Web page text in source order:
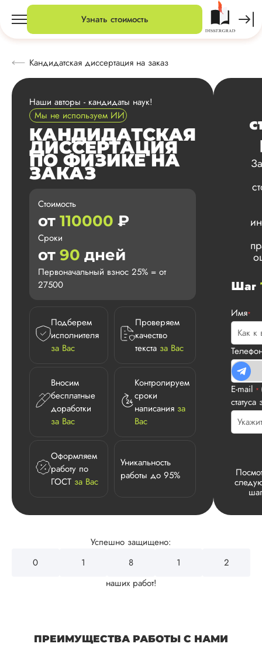
Узнать стоимость
Кандидатская диссертация на заказ
Наши авторы - кандидаты наук!
Мы не используем ИИ
КАНДИДАТСКАЯ
ДИССЕРТАЦИЯ
ПО ФИЗИКЕ НА
ЗАКАЗ
Стоимость
от 110000 ₽
Сроки
от 90 дней
Первоначальный взнос 25% = от
27500
Подберем
исполнителя
за Вас
Проверяем
качество
текста за Вас
Вносим
бесплатные
доработки
за Вас
Контролируем
сроки
написания за
Вас
Оформляем
работу по
ГОСТ за Вас
Уникальность
работы до 95%
Шаг
Имя*
E-mail *
статуса
Успешно защищено:
4
8
1
2
0
наших работ!
ПРЕИМУЩЕСТВА РАБОТЫ С НАМИ